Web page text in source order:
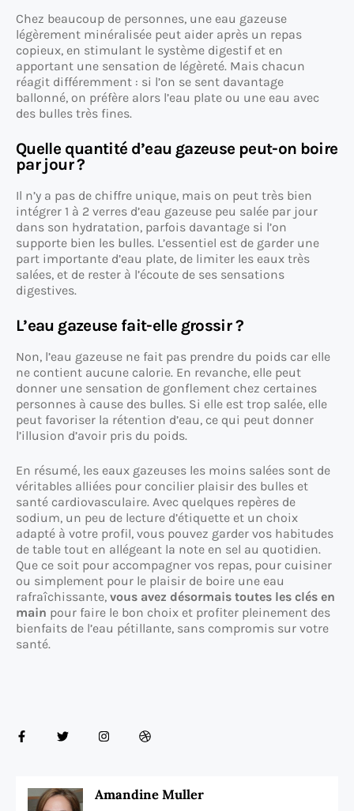
Chez beaucoup de personnes, une eau gazeuse
légèrement minéralisée peut aider après un repas
copieux, en stimulant le système digestif et en
apportant une sensation de légèreté. Mais chacun
réagit différemment : si l’on se sent davantage
ballonné, on préfère alors l’eau plate ou une eau avec
des bulles très fines.
Quelle quantité d’eau gazeuse peut-on boire
par jour ?
Il n’y a pas de chiffre unique, mais on peut très bien
intégrer 1 à 2 verres d’eau gazeuse peu salée par jour
dans son hydratation, parfois davantage si l’on
supporte bien les bulles. L’essentiel est de garder une
part importante d’eau plate, de limiter les eaux très
salées, et de rester à l’écoute de ses sensations
digestives.
L’eau gazeuse fait-elle grossir ?
Non, l’eau gazeuse ne fait pas prendre du poids car elle
ne contient aucune calorie. En revanche, elle peut
donner une sensation de gonflement chez certaines
personnes à cause des bulles. Si elle est trop salée, elle
peut favoriser la rétention d’eau, ce qui peut donner
l’illusion d’avoir pris du poids.
En résumé, les eaux gazeuses les moins salées sont de
véritables alliées pour concilier plaisir des bulles et
santé cardiovasculaire. Avec quelques repères de
sodium, un peu de lecture d’étiquette et un choix
adapté à votre profil, vous pouvez garder vos habitudes
de table tout en allégeant la note en sel au quotidien.
Que ce soit pour accompagner vos repas, pour cuisiner
ou simplement pour le plaisir de boire une eau
rafraîchissante, vous avez désormais toutes les clés en
main pour faire le bon choix et profiter pleinement des
bienfaits de l’eau pétillante, sans compromis sur votre
santé.
Amandine Muller